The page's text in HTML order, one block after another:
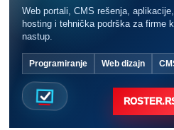
Web portali, CMS rešenja,
hosting i tehnička podrška za firme
nastup.
Programiranje Web dizajn